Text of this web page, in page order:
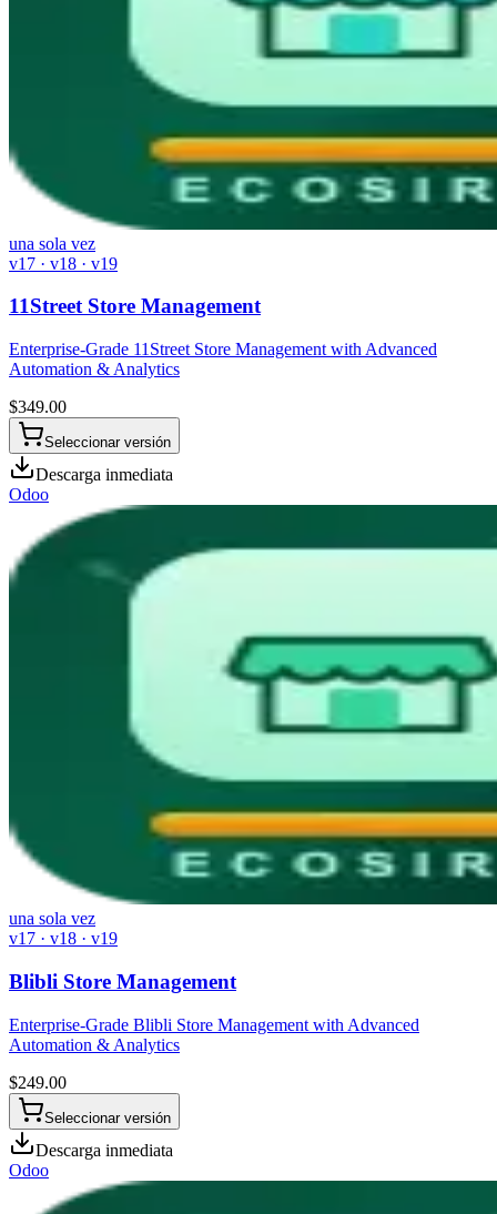
una sola vez
v17 · v18 · v19
11Street Store Management
Enterprise-Grade 11Street Store Management with Advanced
Automation & Analytics
$349.00
Seleccionar versión
Descarga inmediata
Odoo
una sola vez
v17 · v18 · v19
Blibli Store Management
Enterprise-Grade Blibli Store Management with Advanced
Automation & Analytics
$249.00
Seleccionar versión
Descarga inmediata
Odoo